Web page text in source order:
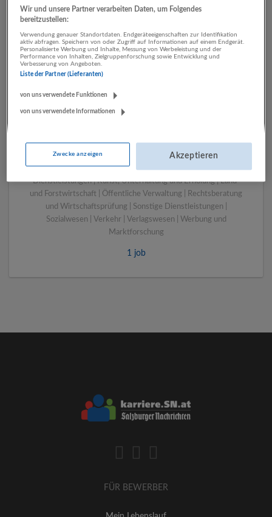
LUGSTEIN CONSULTING
Bau | Beherbergung und Gastronomie | Einzelhandel |
Energieversorgung | Finanz- und Versicherungsleistungen |
Gesundheitswesen | Herstellung von Waren | IT-
Dienstleistungen | Kunst, Unterhaltung und Erholung | Land-
und Forstwirtschaft | Öffentliche Verwaltung | Rechtsberatung
und Wirtschaftsprüfung | Sonstige Dienstleistungen |
Sozialwesen | Verkehr | Verlagswesen | Werbung und
Marktforschung
1 job
FÜR BEWERBER
Wir und unsere Partner verarbeiten Daten, um Folgendes
bereitzustellen:
Verwendung genauer Standortdaten. Endgeräteeigenschaften zur Identifikation
aktiv abfragen. Speichern von oder Zugriff auf Informationen auf einem Endgerät.
Personalisierte Werbung und Inhalte, Messung von Werbeleistung und der
Performance von Inhalten, Zielgruppenforschung sowie Entwicklung und
Verbesserung von Angeboten.
Liste der Partner (Lieferanten)
von uns verwendete Funktionen
von uns verwendete Informationen
Zwecke anzeigen Akzeptieren